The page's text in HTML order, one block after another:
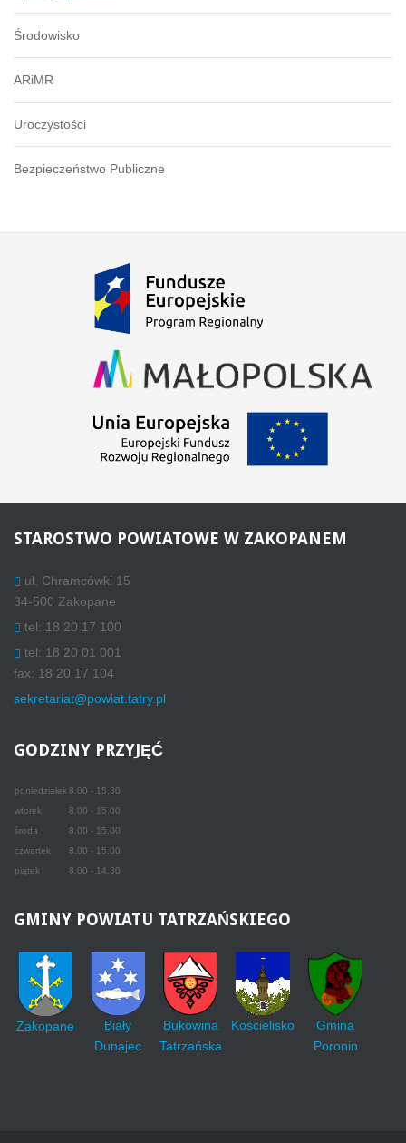
Środowisko
ARiMR
Uroczystości
Bezpieczeństwo Publiczne
STAROSTWO POWIATOWE W ZAKOPANEM
ul. Chramcówki 15
34-500 Zakopane
tel: 18 20 17 100
tel: 18 20 01 001
fax: 18 20 17 104
sekretariat@powiat.tatry.pl
GODZINY PRZYJĘĆ
poniedziałek
wtorek
środa
czwartek
piątek
8.00 - 15.30
8.00 - 15.00
8.00 - 15.00
8.00 - 15.00
8.00 - 14.30
GMINY POWIATU TATRZAŃSKIEGO
Zakopane
Biały
Dunajec
Bukowina
Tatrzańska
Kościelisko
Gmina
Poronin